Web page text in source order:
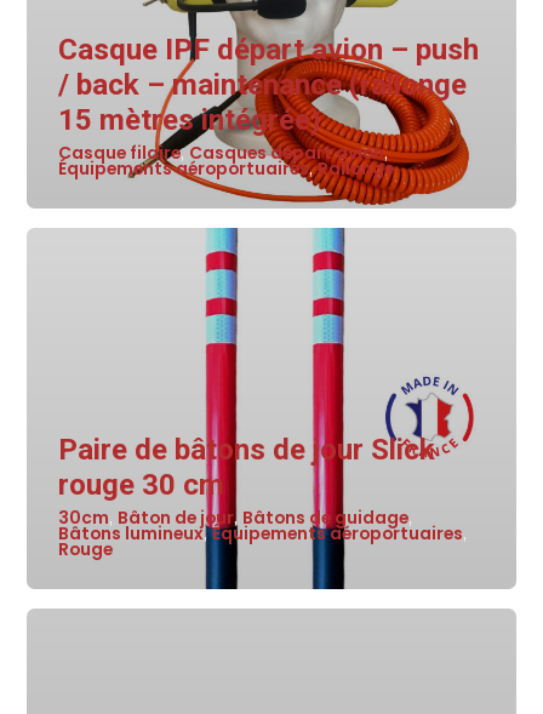
Casque IPF départ avion – push
/ back – maintenance (rallonge
15 mètres intégrée)
Casque filaire,Casques départ avion,
Équipements aéroportuaires,Rallonge
Paire de bâtons de jour Slick
rouge 30 cm
30cm, Bâton de jour, Bâtons de guidage,
Bâtons lumineux,Équipements aéroportuaires,
Rouge